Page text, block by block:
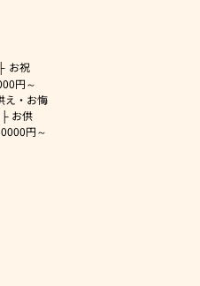
お祝
円～
え・お悔
お供
円～